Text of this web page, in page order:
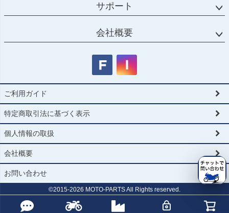
サポート
会社概要
ご利用ガイド
特定商取引法に基づく表示
個人情報の取扱
会社概要
お問い合わせ
©2015-2026 MOTO-PARTS All Rights reserved.